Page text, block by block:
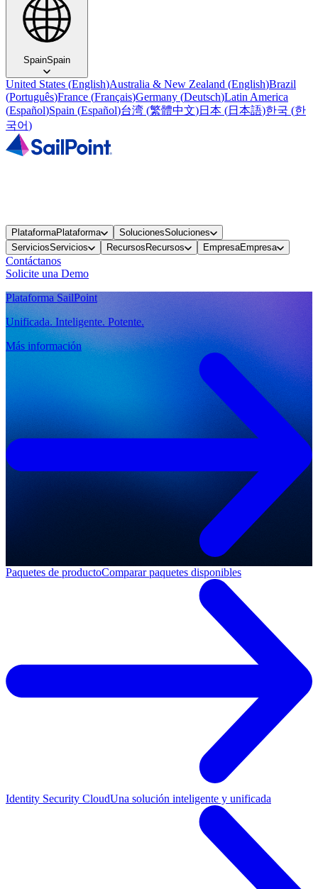
SpainSpain
United States (English)Australia & New Zealand (English)Brazil
(Português)France (Français)Germany (Deutsch)Latin America
(Español)Spain (Español)台湾 (繁體中文)日本 (日本語)한국 (한
국어)
PlataformaPlataforma SolucionesSoluciones
ServiciosServicios Recursos Recursos EmpresaEmpresa
Contáctanos
Solicite una Demo
Plataforma SailPoint
Unificada. Inteligente. Potente.
Más información
Paquetes de productoComparar paquetes disponibles
Identity Security CloudUna solución inteligente y unificada